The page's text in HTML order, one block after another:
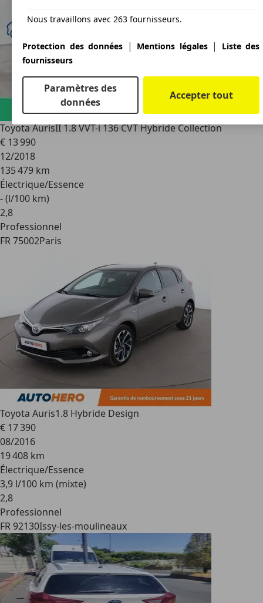
Toyota AurisII 1.8 VVT-i 136 CVT Hybride Collection
€ 13 990
12/2018
135 479 km
Électrique/Essence
- (l/100 km)
2,8
Professionnel
FR 75002Paris
Toyota Auris1.8 Hybride Design
€ 17 390
08/2016
19 408 km
Électrique/Essence
3,9 l/100 km (mixte)
2,8
Professionnel
FR 92130Issy-les-moulineaux
Nous travaillons avec 263 fournisseurs.
Protection des données | Mentions légales|
Liste des
fournisseurs
Paramètres des
données
Accepter tout